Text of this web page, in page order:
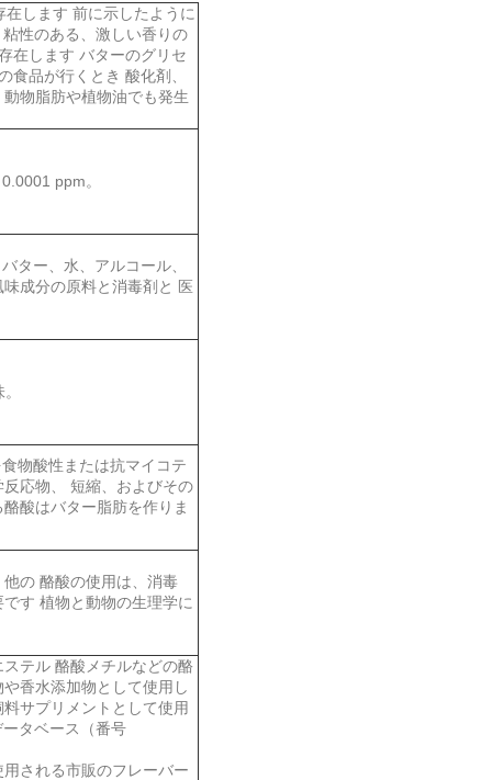
します 前に示したように
性のある、激しい香りの
在します バターのグリセ
品が行くとき 酸化剤、
物脂肪や植物油でも発生
ppm。
ター、水、アルコール、
成分の原料と消毒剤と 医
物酸性または抗マイコテ
応物、 短縮、およびその
酸はバター脂肪を作りま
の 酪酸の使用は、消毒
す 植物と動物の生理学に
テル 酪酸メチルなどの酪
香水添加物として使用し
サプリメントとして使用
タベース（番号
される市販のフレーバー